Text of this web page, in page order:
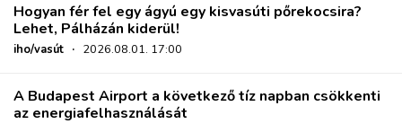
Hogyan fér fel egy ágyú egy kisvasúti pőrekocsira?
Lehet, Pálházán kiderül!
iho/vasút · 2026.08.01. 17:00
A Budapest Airport a következő tíz napban csökkenti
az energiafelhasználását